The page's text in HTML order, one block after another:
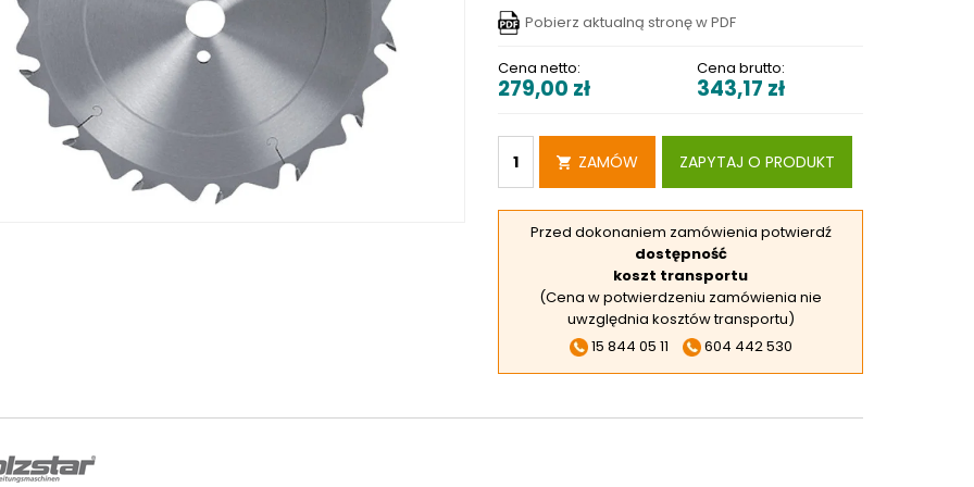
I URZĄDZENIA
WARSZTATOWE UNICRAFT
UNICRAFT
ZABEZPIECZAJĄCE UNICRAFT
UNICRAFT
STOŁY SZLIFIERSKIE
UCHWYTY DO OBROTNIKÓW
Pobierz aktualną stronę w PDF
Cena netto:
279,00 zł
Cena brutto:
343,17 zł
ZAMÓW ZAPYTAJ O PRODUKT
Przed dokonaniem zamówienia potwierdź
dostępność
koszt transportu
(Cena w potwierdzeniu zamówienia nie
uwzględnia kosztów transportu)
15 844 05 11
604 442 530